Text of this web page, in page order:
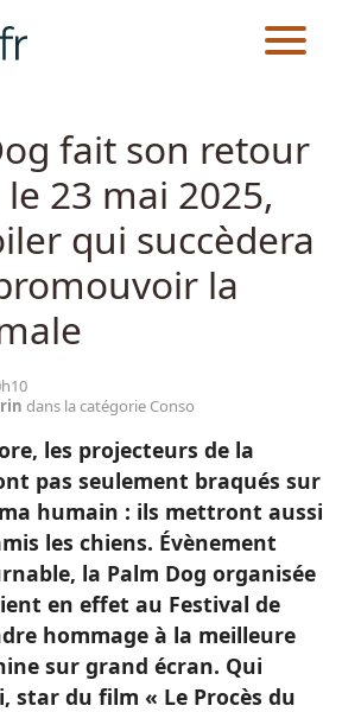
Races
Guides
fait son retour
23 mai 2025,
qui succèdera
la
dans la catégorie Conso
les projecteurs de la
pas seulement braqués sur
humain : ils mettront aussi
les chiens. Évènement
la Palm Dog organisée
en effet au Festival de
hommage à la meilleure
sur grand écran. Qui
star du film « Le Procès du